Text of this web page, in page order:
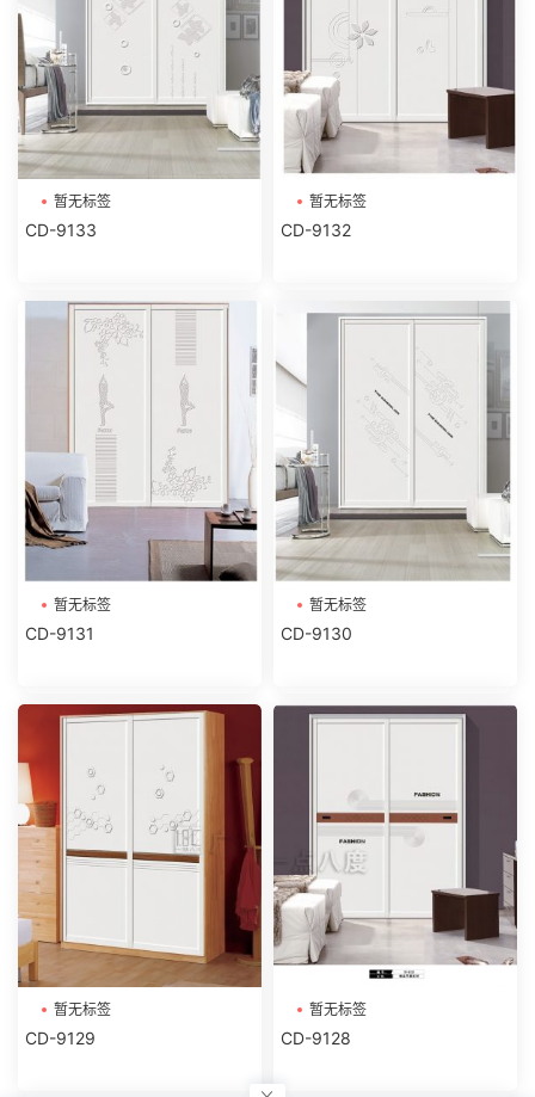
暂无标签
CD-9133
暂无标签
CD-9132
暂无标签
CD-9131
暂无标签
CD-9130
暂无标签
CD-9129
暂无标签
CD-9128